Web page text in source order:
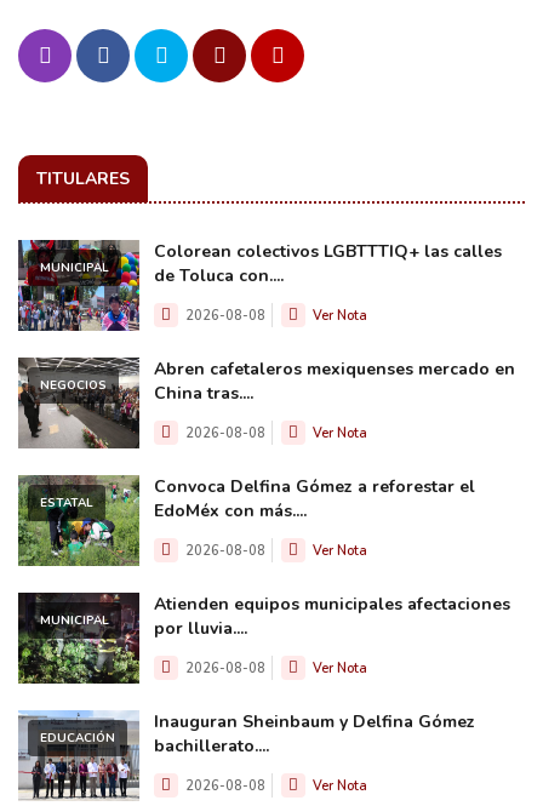
TITULARES
MUNICIPAL
Colorean colectivos LGBTTTIQ+ las calles
de Toluca con....
2026-08-08 Ver Nota
NEGOCIOS
Abren cafetaleros mexiquenses mercado en
China tras....
2026-08-08 Ver Nota
ESTATAL
Convoca Delfina Gómez a reforestar el
EdoMéx con más....
2026-08-08 Ver Nota
MUNICIPAL
Atienden equipos municipales afectaciones
por lluvia....
2026-08-08 Ver Nota
EDUCACIÓN
Inauguran Sheinbaum y Delfina Gómez
bachillerato....
2026-08-08 Ver Nota